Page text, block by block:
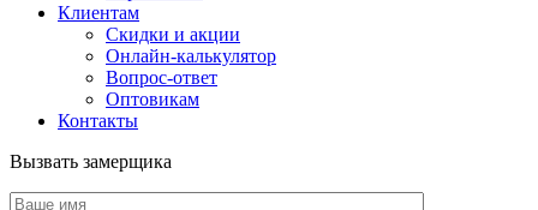
Клиентам
Скидки и акции
Онлайн-калькулятор
Вопрос-ответ
Оптовикам
Контакты
Вызвать замерщика